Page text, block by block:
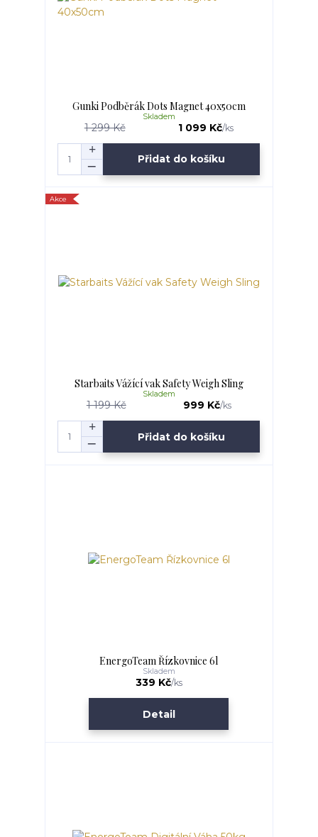
Gunki Podběrák Dots Magnet 40x50cm
1 299 Kč 1 099 Kč/ks
Skladem
Přidat do košíku
Akce
Starbaits Vážící vak Safety Weigh Sling
1 199 Kč 999 Kč/ks
Skladem
Přidat do košíku
EnergoTeam Řízkovnice 6l
339 Kč/ks
Skladem
Detail